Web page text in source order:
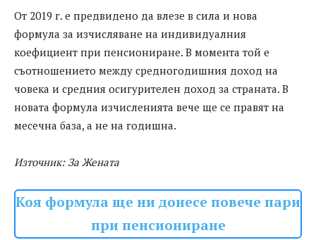
От 2019 г. е предвидено да влезе в сила и нова
формула за изчисляване на индивидуалния
коефициент при пенсиониране. В момента той е
съотношението между средногодишния доход на
човека и средния осигурителен доход за страната. В
новата формула изчисленията вече ще се правят на
месечна база, а не на годишна.
Източник: За Жената
Коя формула ще ни донесе повече пари
при пенсиониране